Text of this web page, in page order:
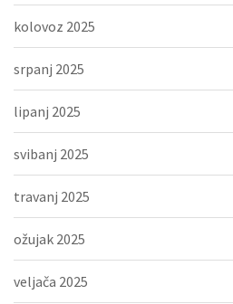
kolovoz 2025
srpanj 2025
lipanj 2025
svibanj 2025
travanj 2025
ožujak 2025
veljača 2025